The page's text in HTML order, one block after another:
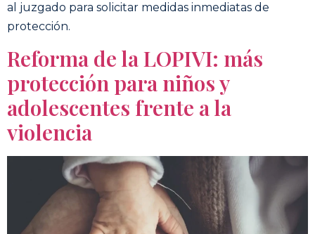
al juzgado para solicitar medidas inmediatas de
protección.
Reforma de la LOPIVI: más
protección para niños y
adolescentes frente a la
violencia